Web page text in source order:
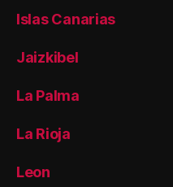
Islas Canarias
Jaizkibel
La Palma
La Rioja
Leon